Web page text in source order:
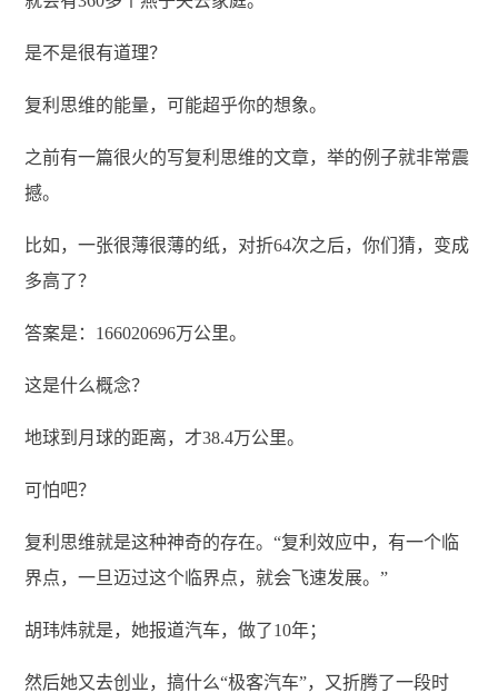
是不是很有道理？
复利思维的能量，可能超乎你的想象。
之前有一篇很火的写复利思维的文章，举的例子就非常震
撼。
比如，一张很薄很薄的纸，对折64次之后，你们猜，变成
多高了？
答案是：166020696万公里。
这是什么概念？
地球到月球的距离，才38.4万公里。
可怕吧？
复利思维就是这种神奇的存在。“复利效应中，有一个临
界点，一旦迈过这个临界点，就会飞速发展。”
胡玮炜就是，她报道汽车，做了10年；
然后她又去创业，搞什么“极客汽车”，又折腾了一段时